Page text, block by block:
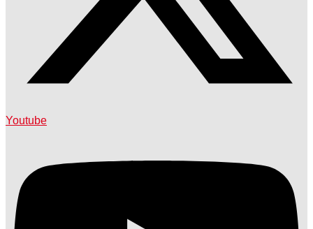
Youtube